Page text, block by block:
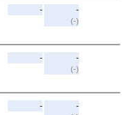
-
-
(-)
-
-
(-)
-
-